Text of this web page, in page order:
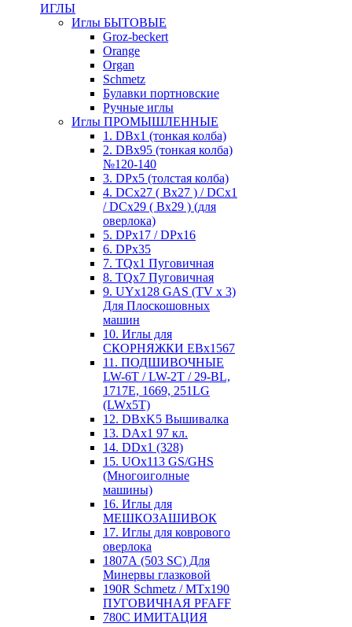
ИГЛЫ
Иглы БЫТОВЫЕ
Groz-beckert
Orange
Organ
Schmetz
Булавки портновские
Ручные иглы
Иглы ПРОМЫШЛЕННЫЕ
1. DBx1 (тонкая колба)
2. DBx95 (тонкая колба)
№120-140
3. DPx5 (толстая колба)
4. DCx27 ( Bx27 ) / DCx1
/ DCx29 ( Bx29 ) (для
оверлока)
5. DPx17 / DPx16
6. DPx35
7. TQx1 Пуговичная
8. TQx7 Пуговичная
9. UYx128 GAS (TV x 3)
Для Плоскошовных
машин
10. Иглы для
СКОРНЯЖКИ EBx1567
11. ПОДШИВОЧНЫЕ
LW-6T / LW-2T / 29-BL,
1717E, 1669, 251LG
(LWx5T)
12. DBxK5 Вышивалка
13. DAx1 97 кл.
14. DDx1 (328)
15. UOx113 GS/GHS
(Многоиголные
машины)
16. Иглы для
МЕШКОЗАШИВОК
17. Иглы для коврового
оверлока
1807А (503 SC) Для
Минервы глазковой
190R Schmetz / MTx190
ПУГОВИЧНАЯ PFAFF
780С ИМИТАЦИЯ